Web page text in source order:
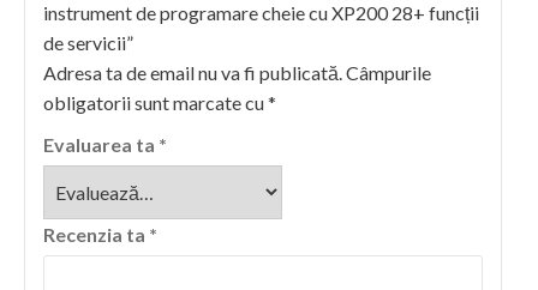
servicii
instrument de programare cheie cu XP200 28+ funcții
de servicii”
Adresa ta de email nu va fi publicată.Câmpurile
obligatorii sunt marcate cu*
Evaluarea ta *
Recenzia ta *